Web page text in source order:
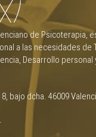
de
a las necesidades de
Desarrollo
bajo dcha. 46009